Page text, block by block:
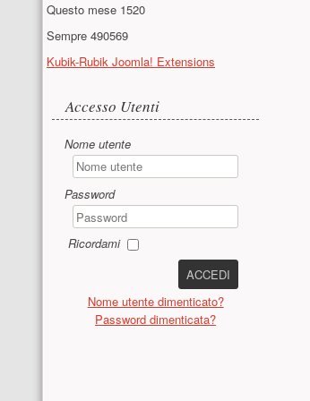
Questo mese 1520
Sempre 490569
Kubik-Rubik Joomla! Extensions
Accesso utente
Accesso Utenti
Nome utente
Password
Ricordami
ACCEDI
Nome utente dimenticato?
Password dimenticata?